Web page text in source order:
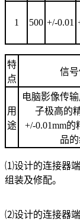
1 500 +/-0.01
特
点
信
用
途
电脑影像传
子极高的
+/-0.01mm
品
⑴设计的连接器
组装及修配。
⑵设计的连接器